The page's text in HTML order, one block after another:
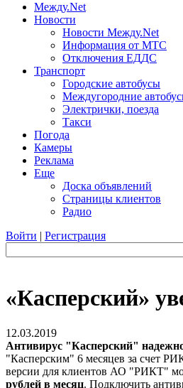
Между.Net
Новости
Новости Между.Net
Информация от МТС
Отключения ЕДДС
Транспорт
Городские автобусы
Междугородние
Электрички, поезда
Такси
Погода
Камеры
Реклама
Еще
Доска объявлений
Страницы клиентов
Радио
Войти | Регистрация
«Касперский»
12.03.2019
Антивирус "Касперский"
"Касперским" 6 месяцев за счет
версии для клиентов АО "РИКТ"
рублей в месяц. Подключить